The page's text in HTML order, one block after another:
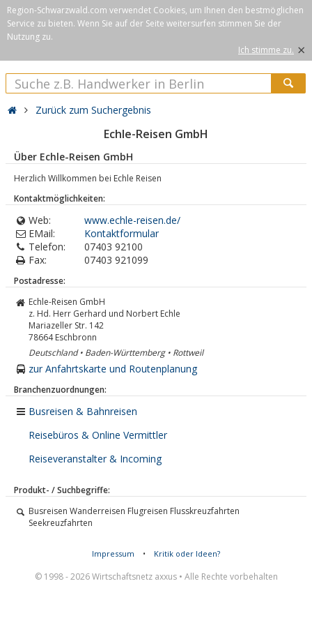
Region-Schwarzwald.com verwendet Cookies, um Ihnen den bestmöglichen
Service zu bieten. Wenn Sie auf der Seite weitersurfen stimmen Sie der
Nutzung zu.
Ich stimme zu. ×
Zurück zum Suchergebnis
Echle-Reisen GmbH
Über Echle-Reisen GmbH
Herzlich Willkommen bei Echle Reisen
Kontaktmöglichkeiten:
Web:
www.echle-reisen.de/
EMail:
Kontaktformular
Telefon:
07403 92100
Fax:
07403 921099
Postadresse:
Echle-Reisen GmbH
z. Hd. Herr Gerhard und Norbert Echle
Mariazeller Str. 142
78664 Eschbronn
Deutschland • Baden-Württemberg • Rottweil
zur Anfahrtskarte und Routenplanung
Branchenzuordnungen:
Busreisen & Bahnreisen
Reisebüros & Online Vermittler
Reiseveranstalter & Incoming
Produkt- / Suchbegriffe:
Busreisen Wanderreisen Flugreisen Flusskreuzfahrten
Seekreuzfahrten
Impressum • Kritik oder Ideen?
© 1998 - 2026 Wirtschaftsnetz axxus • Alle Rechte vorbehalten